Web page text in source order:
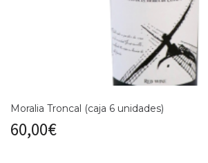
Moralia Troncal (caja 6 unidades)
60,00€